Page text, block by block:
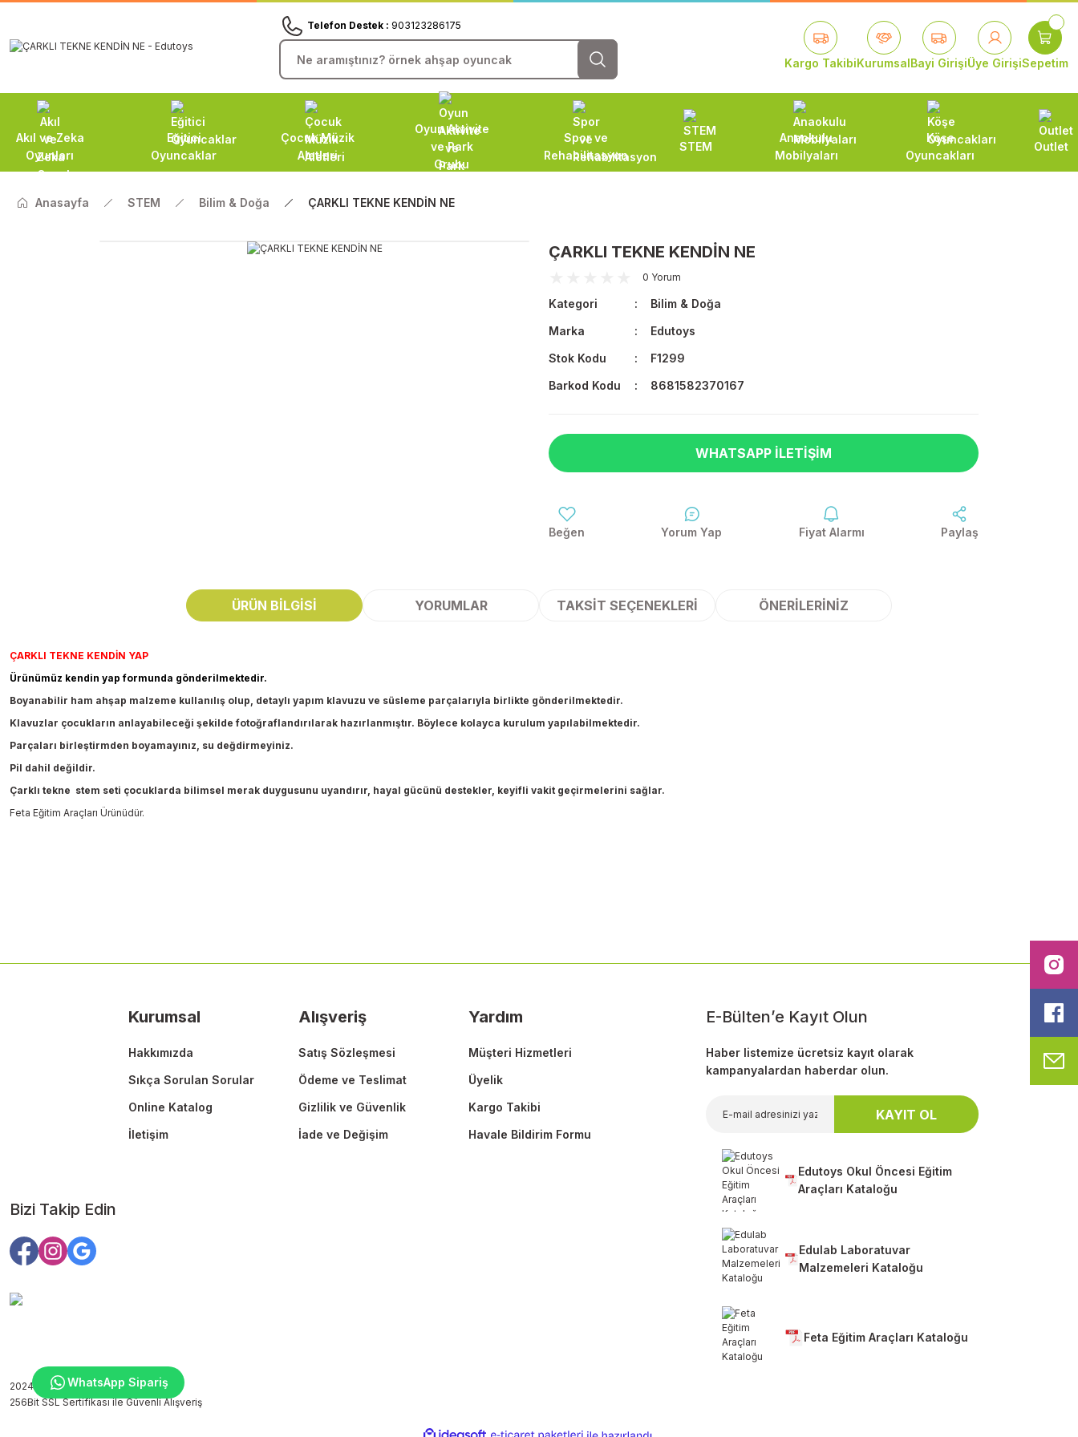
Telefon Destek : 903123286175
Kargo TakibiKurumsalBayi GirişiÜye GirişiSepetim
Akıl ve Zeka
Oyunları
Eğitici
Oyuncaklar
Çocuk Müzik
Aletleri
Oyun Aktivite
ve Park
Grubu
Spor ve
Rehabilitasyon
STEM
Anaokulu
Mobilyaları
Köşe
Oyuncakları
Outlet
Anasayfa STEM Bilim & Doğa ÇARKLI TEKNE KENDİN NE
ÇARKLI TEKNE KENDİN NE
0 Yorum
Kategori
Bilim & Doğa
Marka
Edutoys
Stok Kodu
F1299
Barkod Kodu
8681582370167
WHATSAPP İLETIŞIM
Yorum Yap Fiyat Alarmı Paylaş
ÜRÜN BILGISI YORUMLAR TAKSIT SEÇENEKLERI ÖNERILERINIZ
ÇARKLI TEKNE KENDİN YAP
Ürünümüz kendin yap formunda gönderilmektedir.
Boyanabilir ham ahşap malzeme kullanılış olup, detaylı yapım klavuzu ve süsleme parçalarıyla birlikte gönderilmektedir.
Klavuzlar çocukların anlayabileceği şekilde fotoğraflandırılarak hazırlanmıştır. Böylece kolayca kurulum yapılabilmektedir.
Parçaları birleştirmden boyamayınız, su değdirmeyiniz.
Pil dahil değildir.
Çarklı tekne stem seti çocuklarda bilimsel merak duygusunu uyandırır, hayal gücünü destekler, keyifli vakit geçirmelerini sağlar.
Feta Eğitim Araçları Ürünüdür.
Bu ürüne benzer farklı alternatifler olmalı.
Gönder
Kurumsal
Hakkımızda
Sıkça Sorulan Sorular
Online Katalog
İletişim
Alışveriş
Satış Sözleşmesi
Ödeme ve Teslimat
Gizlilik ve Güvenlik
İade ve Değişim
Yardım
Müşteri Hizmetleri
Üyelik
Kargo Takibi
Havale Bildirim Formu
Bizi Takip Edin
E-Bülten’e Kayıt Olun
Haber listemize ücretsiz kayıt olarak
kampanyalardan haberdar olun.
KAYIT OL
Edutoys Okul Öncesi Eğitim
Araçları Kataloğu
Edulab Laboratuvar
Malzemeleri Kataloğu
Feta Eğitim Araçları Kataloğu
2024 Copyright ©edutoys.com
256Bit SSL Sertifikası ile Güvenli Alışveriş
WhatsApp Sipariş